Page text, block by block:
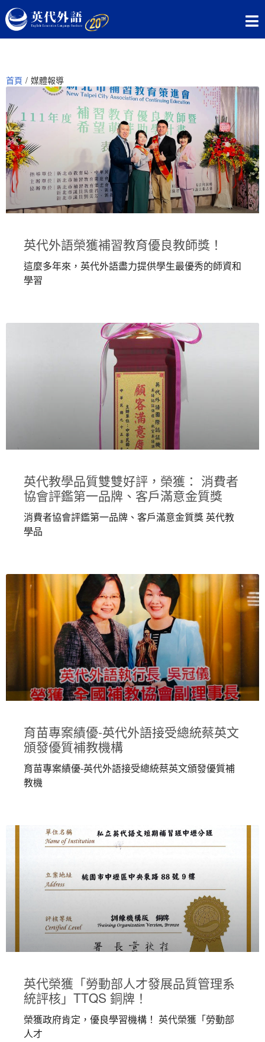
首頁 / 媒體報導
英代外語榮獲補習教育優良教師獎！
這麼多年來，英代外語盡力提供學生最優秀的師資和
學習
英代教學品質雙雙好評，榮獲： 消費者
協會評鑑第一品牌、客戶滿意金質獎
消費者協會評鑑第一品牌、客戶滿意金質獎 英代教
學品
育苗專案績優-英代外語接受總統蔡英文
頒發優質補教機構
育苗專案績優-英代外語接受總統蔡英文頒發優質補
教機
英代榮獲「勞動部人才發展品質管理系
統評核」TTQS 銅牌！
榮獲政府肯定，優良學習機構！ 英代榮獲「勞動部
人才